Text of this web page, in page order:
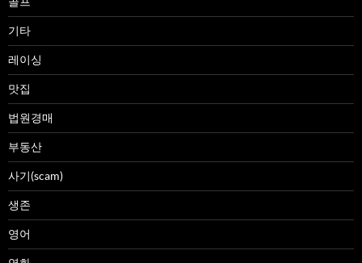
기타
레이싱
맛집
법원경매
부동산
사기(scam)
생존
영어